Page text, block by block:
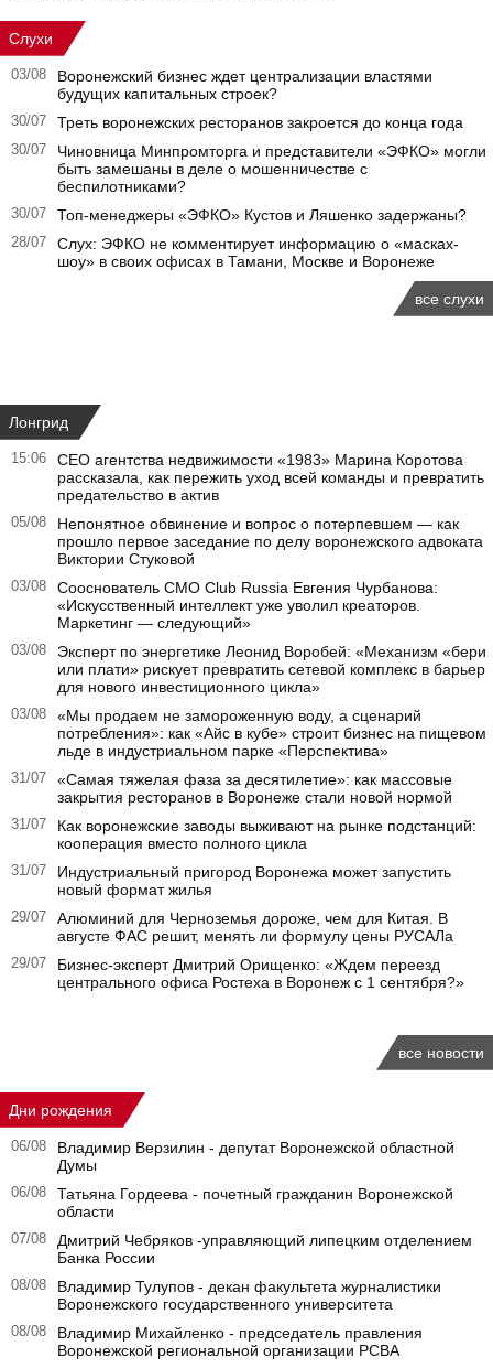
Слухи
03/08
Воронежский бизнес ждет централизации властями
будущих капитальных строек?
30/07 Треть воронежских ресторанов закроется до конца года
30/07
Чиновница Минпромторга и представители «ЭФКО» могли
быть замешаны в деле о мошенничестве с
беспилотниками?
30/07 Топ-менеджеры «ЭФКО» Кустов и Ляшенко задержаны?
28/07
Слух: ЭФКО не комментирует информацию о «масках-
шоу» в своих офисах в Тамани, Москве и Воронеже
все слухи
Лонгрид
15:06
CEO агентства недвижимости «1983» Марина Коротова
рассказала, как пережить уход всей команды и превратить
предательство в актив
05/08
Непонятное обвинение и вопрос о потерпевшем — как
прошло первое заседание по делу воронежского адвоката
Виктории Стуковой
03/08
Сооснователь CMO Club Russia Евгения Чурбанова:
«Искусственный интеллект уже уволил креаторов.
Маркетинг — следующий»
03/08
Эксперт по энергетике Леонид Воробей: «Механизм «бери
или плати» рискует превратить сетевой комплекс в барьер
для нового инвестиционного цикла»
03/08
«Мы продаем не замороженную воду, а сценарий
потребления»: как «Айс в кубе» строит бизнес на пищевом
льде в индустриальном парке «Перспектива»
31/07
«Самая тяжелая фаза за десятилетие»: как массовые
закрытия ресторанов в Воронеже стали новой нормой
31/07
Как воронежские заводы выживают на рынке подстанций:
кооперация вместо полного цикла
31/07
Индустриальный пригород Воронежа может запустить
новый формат жилья
29/07
Алюминий для Черноземья дороже, чем для Китая. В
августе ФАС решит, менять ли формулу цены РУСАЛа
29/07
Бизнес-эксперт Дмитрий Орищенко: «Ждем переезд
центрального офиса Ростеха в Воронеж с 1 сентября?»
все новости
Дни рождения
06/08
Владимир Верзилин - депутат Воронежской областной
Думы
06/08
Татьяна Гордеева - почетный гражданин Воронежской
области
07/08
Дмитрий Чебряков -управляющий липецким отделением
Банка России
08/08
Владимир Тулупов - декан факультета журналистики
Воронежского государственного университета
08/08
Владимир Михайленко - председатель правления
Воронежской региональной организации РСВА